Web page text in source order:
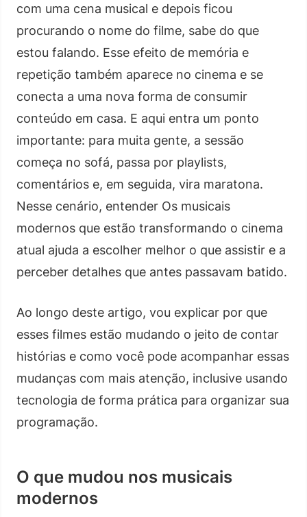
com uma cena musical e depois ficou
procurando o nome do filme, sabe do que
estou falando. Esse efeito de memória e
repetição também aparece no cinema e se
conecta a uma nova forma de consumir
conteúdo em casa. E aqui entra um ponto
importante: para muita gente, a sessão
começa no sofá, passa por playlists,
comentários e, em seguida, vira maratona.
Nesse cenário, entender Os musicais
modernos que estão transformando o cinema
atual ajuda a escolher melhor o que assistir e a
perceber detalhes que antes passavam batido.
Ao longo deste artigo, vou explicar por que
esses filmes estão mudando o jeito de contar
histórias e como você pode acompanhar essas
mudanças com mais atenção, inclusive usando
tecnologia de forma prática para organizar sua
programação.
O que mudou nos musicais
modernos